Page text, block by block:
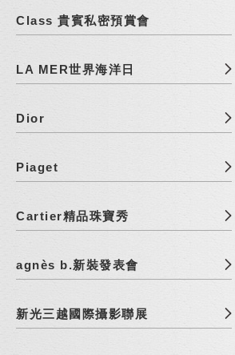
Class 貴賓私密預賞會
LA MER世界海洋日
Dior
Piaget
Cartier精品珠寶秀
agnès b.新裝發表會
新光三越國際攝影聯展